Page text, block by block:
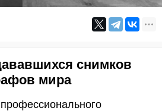
снимков
мира